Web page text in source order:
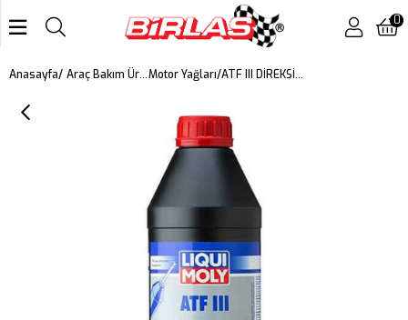
0
Anasayfa Araç Bakım ÜrünleriMotor Yağları ATF III DİREKSİYON HİDROLİĞİ / OTOMATİK ŞANZIMAN YAĞI 1L